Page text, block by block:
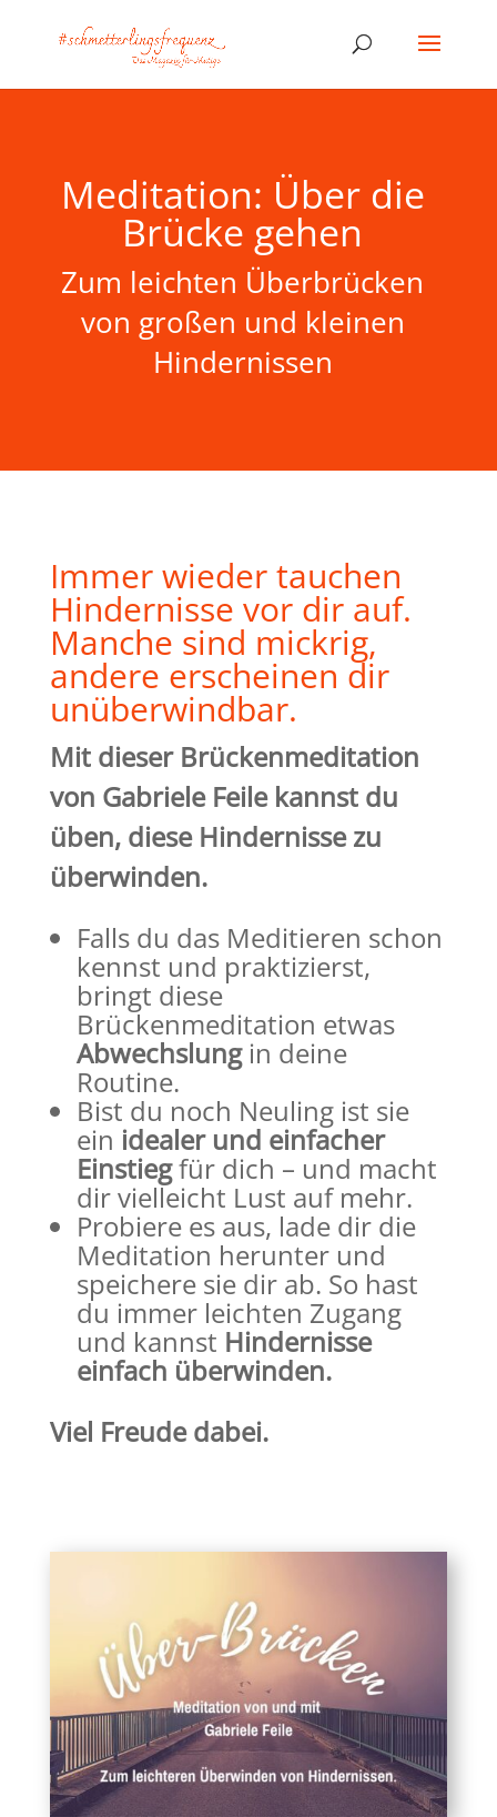
Meditation: Über die
Brücke gehen
Zum leichten Überbrücken
von großen und kleinen
Hindernissen
Immer wieder tauchen
Hindernisse vor dir auf.
Manche sind mickrig,
andere erscheinen dir
unüberwindbar.
Mit dieser Brückenmeditation
von Gabriele Feile kannst du
üben, diese Hindernisse zu
überwinden.
Falls du das Meditieren schon
kennst und praktizierst,
bringt diese
Brückenmeditation etwas
Abwechslungin deine
Routine.
Bist du noch Neuling ist sie
ein idealer und einfacher
Einstiegfür dich – und macht
dir vielleicht Lust auf mehr.
Probiere es aus, lade dir die
Meditation herunter und
speichere sie dir ab. So hast
du immer leichten Zugang
und kannst Hindernisse
einfach überwinden.
Viel Freude dabei.